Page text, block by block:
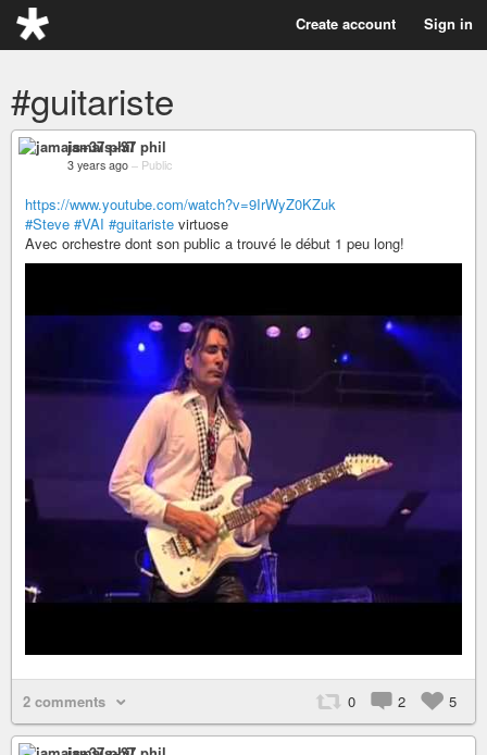
Create account Sign in
#guitariste
jamais+37 phil
3 years ago – Public
https://www.youtube.com/watch?v=9IrWyZ0KZuk
#Steve #VAI #guitariste virtuose
Avec orchestre dont son public a trouvé le début 1 peu long!
2 comments 0 2 5